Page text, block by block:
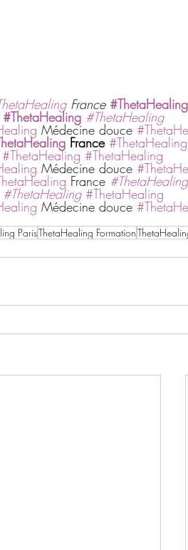
France #ThetaHealing
#ThetaHealing #ThetaHealing
Médecine douce
France #ThetaHealing
#ThetaHealing #ThetaHealing
Médecine douce
France #ThetaHealing
#ThetaHealing #ThetaHealing
Médecine douce
ParisThetaHealing Formation